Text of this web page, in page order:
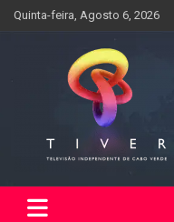
SkipQuinta-feira, Agosto 6, 2026